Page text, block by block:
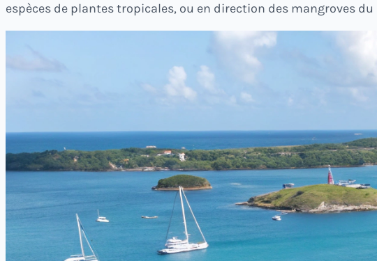
espèces de plantes tropicales, ou en direction des mangroves du